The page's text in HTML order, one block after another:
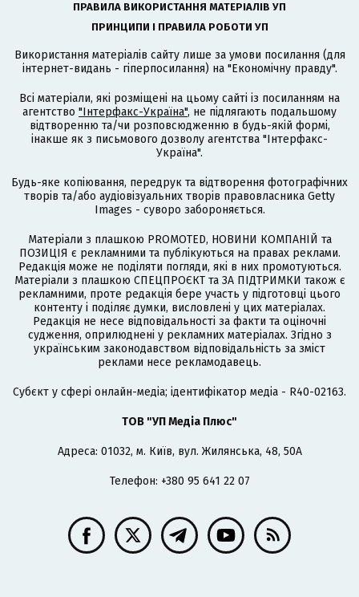
ПРАВИЛА ВИКОРИСТАННЯ МАТЕРІАЛІВ УП
ПРИНЦИПИ І ПРАВИЛА РОБОТИ УП
Використання матеріалів сайту лише за умови посилання (для
інтернет-видань - гіперпосилання) на "Економічну правду".
Всі матеріали, які розміщені на цьому сайті із посиланням на
агентство "Інтерфакс-Україна", не підлягають подальшому
відтворенню та/чи розповсюдженню в будь-якій формі,
інакше як з письмового дозволу агентства "Інтерфакс-
Україна".
Будь-яке копіювання, передрук та відтворення фотографічних
творів та/або аудіовізуальних творів правовласника Getty
Images - суворо забороняється.
Матеріали з плашкою PROMOTED, НОВИНИ КОМПАНІЙ та
ПОЗИЦІЯ є рекламними та публікуються на правах реклами.
Редакція може не поділяти погляди, які в них промотуються.
Матеріали з плашкою СПЕЦПРОЄКТ та ЗА ПІДТРИМКИ також є
рекламними, проте редакція бере участь у підготовці цього
контенту і поділяє думки, висловлені у цих матеріалах.
Редакція не несе відповідальності за факти та оціночні
судження, оприлюднені у рекламних матеріалах. Згідно з
українським законодавством відповідальність за зміст
реклами несе рекламодавець.
Cубєкт у сфері онлайн-медіа; ідентифікатор медіа - R40-02163.
ТОВ "УП Медіа Плюс"
Адреса: 01032, м. Київ, вул. Жилянська, 48, 50А
Телефон: +380 95 641 22 07